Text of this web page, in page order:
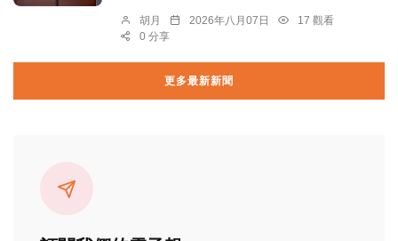
胡月 2026年八月07日
17 觀看
0 分享
更多最新新聞